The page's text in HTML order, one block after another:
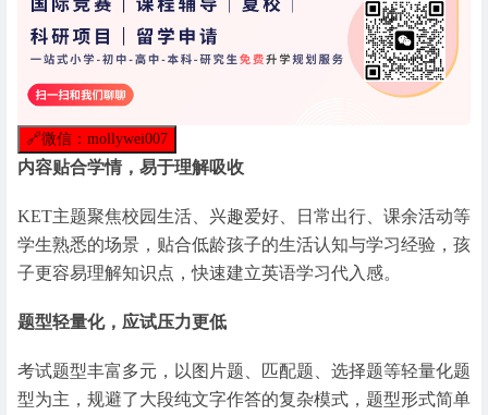
🔗微信：mollywei007
内容贴合学情，易于理解吸收
KET主题聚焦校园生活、兴趣爱好、日常出行、课余活动等
学生熟悉的场景，贴合低龄孩子的生活认知与学习经验，孩
子更容易理解知识点，快速建立英语学习代入感。
题型轻量化，应试压力更低
考试题型丰富多元，以图片题、匹配题、选择题等轻量化题
型为主，规避了大段纯文字作答的复杂模式，题型形式简单